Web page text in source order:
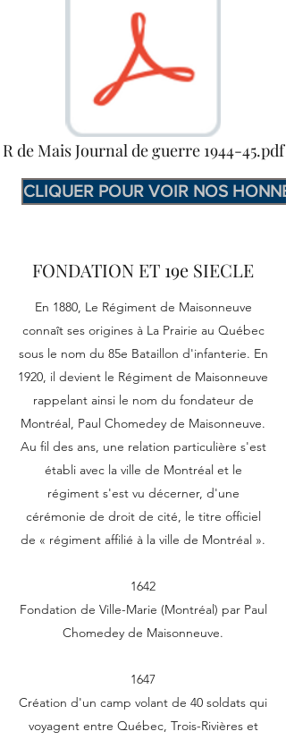
R de Mais Journal de guerre 1944-45.pdf
CLIQUER POUR VOIR NOS
FONDATION ET 19e SIECLE
En 1880, Le Régiment de Maisonneuve
connaît ses origines à La Prairie au Québec
sous le nom du 85e Bataillon d'infanterie. En
1920, il devient le Régiment de Maisonneuve
rappelant ainsi le nom du fondateur de
Montréal, Paul Chomedey de Maisonneuve.
Au fil des ans, une relation particulière s'est
établi avec la ville de Montréal et le
régiment s'est vu décerner, d'une
cérémonie de droit de cité, le titre officiel
de « régiment affilié à la ville de Montréal ».
1642
Fondation de Ville-Marie (Montréal) par Paul
Chomedey de Maisonneuve.
1647
Création d'un camp volant de 40 soldats qui
voyagent entre Québec, Trois-Rivières et